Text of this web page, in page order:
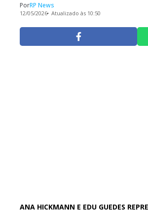
PorRP News
12/05/2026 Atualizado às 10:50
ANA HICKMANN E EDU GUEDES